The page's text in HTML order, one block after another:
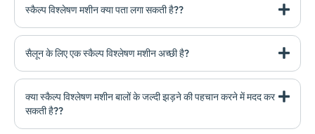
स्कैल्प विश्लेषण मशीन क्या पता लगा सकती है??
सैलून के लिए एक स्कैल्प विश्लेषण मशीन अच्छी है?
क्या स्कैल्प विश्लेषण मशीन बालों के जल्दी झड़ने की पहचान करने में मदद कर
सकती है??